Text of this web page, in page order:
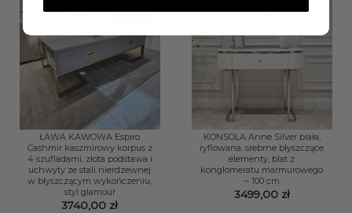
ŁAWA KAWOWA Espiro
Cashmir kaszmirowy korpus z
4 szufladami, złota podstawa i
uchwyty ze stali nierdzewnej
w błyszczącym wykończeniu,
styl glamour
3740,00 zł
KONSOLA Anne Silver biała,
ryflowana, srebrne błyszczące
elementy, blat z
konglomeratu marmurowego
– 100 cm
3499,00 zł